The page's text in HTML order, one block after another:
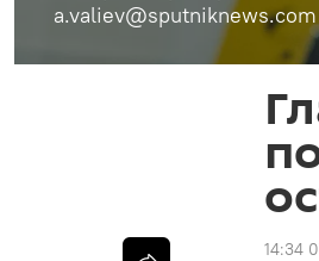
a.valiev@sputniknews.com
14:34